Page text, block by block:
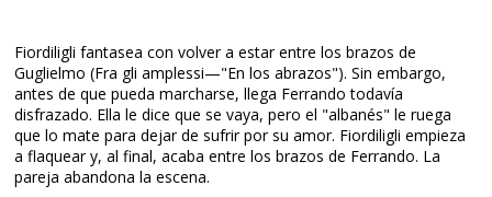
Fiordiligli fantasea con volver a estar entre los brazos de
Guglielmo (Fra gli amplessi—"En los abrazos"). Sin embargo,
antes de que pueda marcharse, llega Ferrando todavía
disfrazado. Ella le dice que se vaya, pero el "albanés" le ruega
que lo mate para dejar de sufrir por su amor. Fiordiligli empieza
a flaquear y, al final, acaba entre los brazos de Ferrando. La
pareja abandona la escena.